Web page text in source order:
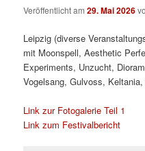
Veröffentlicht am29. Mai 2026
Leipzig (diverse
mit Moonspell, Aesthetic
Experiments, Unzucht,
Vogelsang, Gulvoss,
Link zur Fotogalerie Teil 1
Link zum Festivalbericht